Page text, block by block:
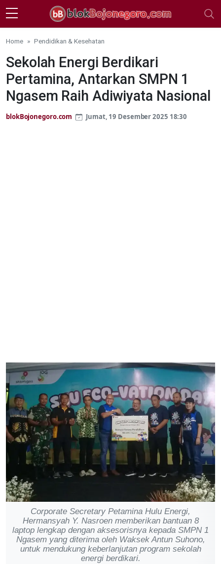
Skip to main content
Home Pendidikan & Kesehatan
Sekolah Energi Berdikari
Pertamina, Antarkan SMPN 1
Ngasem Raih Adiwiyata Nasional
blokBojonegoro.com Jumat, 19 Desember 2025 18:30
Corporate Secretary Petamina Hulu Energi,
Hermansyah Y. Nasroen memberikan bantuan 8
laptop lengkap dengan aksesorisnya kepada SMPN 1
Ngasem yang diterima oleh Waksek Antun Suhono,
untuk mendukung keberlanjutan program sekolah
energi berdikari.